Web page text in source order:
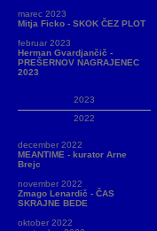
marec 2023
Mitja Ficko - SKOK ČEZ PLOT
februar 2023
Herman Gvardjančič -
PREŠERNOV NAGRAJENEC
2023
2023
2022
december 2022
MEANTIME - kurator Arne
Brejc
november 2022
Zmago Lenardič - ČAS
SKRAJNE BEDE
oktober 2022